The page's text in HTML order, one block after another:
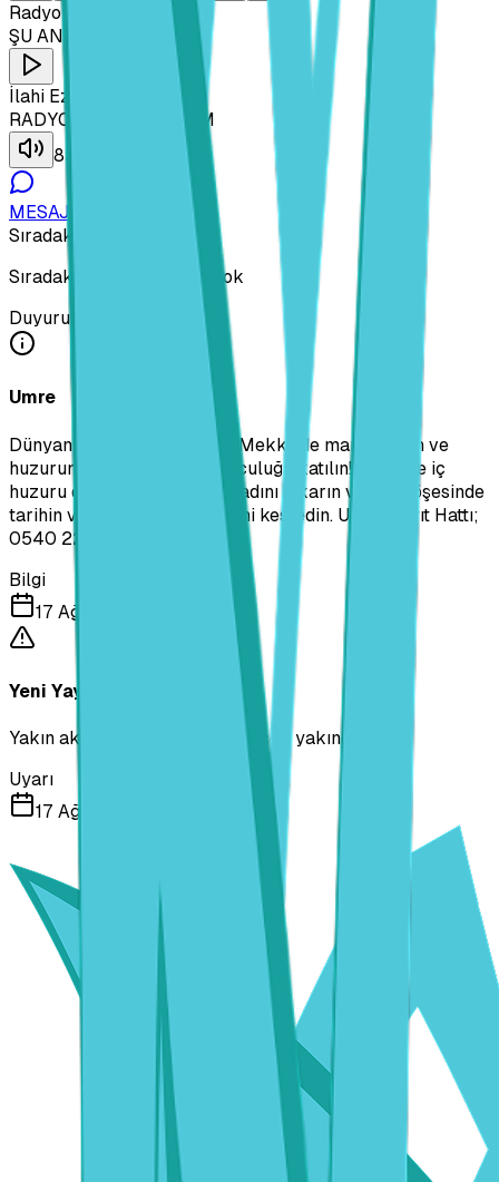
Radyo Nida
ŞU ANDA ÇALAN
İlahi Ezgi Şiir
RADYO NİDA - 107.3 FM
85
MESAJ HATTI
Sıradaki Program
Sıradaki program bilgisi yok
Duyurular
Umre
Dünyanın en kutsal mekânı Mekke'de maneviyatın ve
huzurun tecelli ettiği bir yolculuğa katılın! İnanç ve iç
huzuru dolu bir atmosferin tadını çıkarın ve her köşesinde
tarihin ve ihtişamın güzelliğini keşfedin. Umre Kayıt Hattı;
0540 224 1073
Bilgi
17 Ağustos 2025
Yeni Yayın Saatleri
Yakın akışımız ile ilgili bilgiler çok yakında!
Uyarı
17 Ağustos 2025